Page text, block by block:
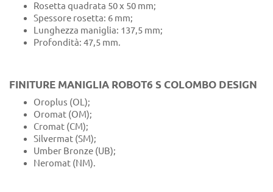
Rosetta quadrata 50 x 50 mm;
Spessore rosetta: 6 mm;
Lunghezza maniglia: 137,5 mm;
Profondità: 47,5 mm.
FINITURE MANIGLIA ROBOT6 S COLOMBO DESIGN
Oroplus (OL);
Oromat (OM);
Cromat (CM);
Silvermat (SM);
Umber Bronze (UB);
Neromat (NM).